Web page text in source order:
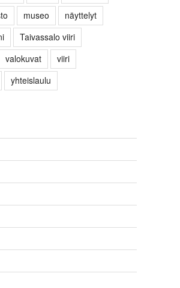
museo
näyttelyt
Taivassalo viiri
valokuvat
viiri
yhteislaulu